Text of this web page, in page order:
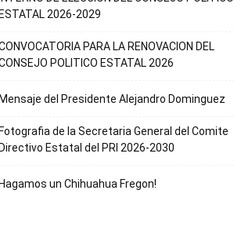
ESTATAL 2026-2029
PARA LA RENOVACION DEL
POLITICO ESTATAL 2026
Mensaje del Presidente Alejandro Dominguez
Fotografia de la Secretaria General del Comite
Directivo Estatal del PRI 2026-2030
Hagamos un Chihuahua Fregon!